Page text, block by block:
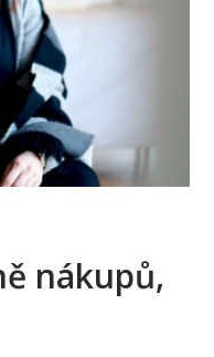
nákupů,